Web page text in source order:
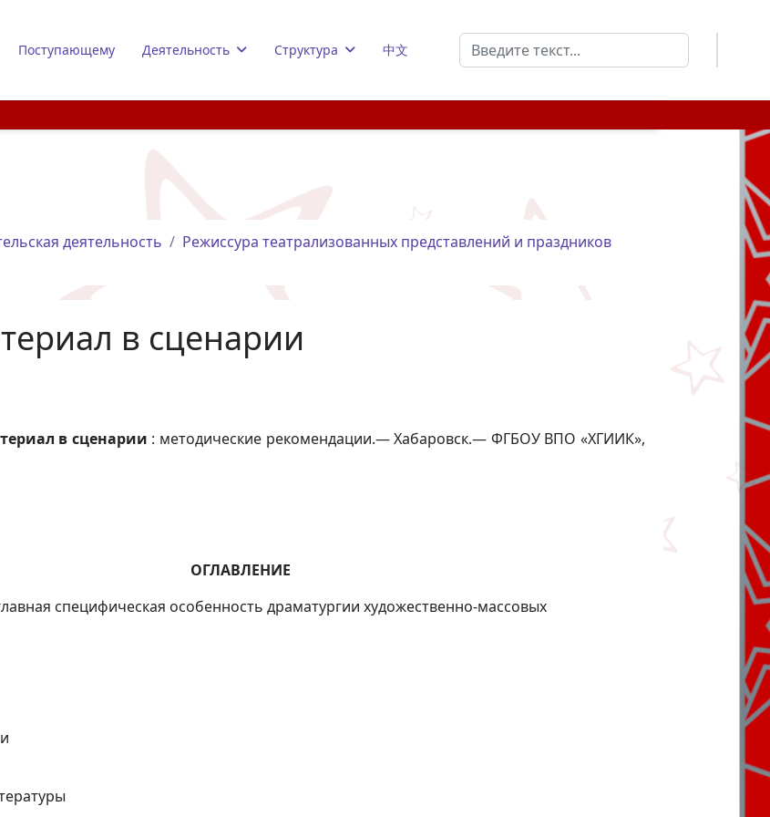
Поступающему Деятельность Структура 中文
Поиск
деятельность
Режиссура театрализованных представлений и праздников
в сценарии
в сценарии : методические рекомендации.— Хабаровск.— ФГБОУ ВПО «ХГИИК»,
ОГЛАВЛЕНИЕ
специфическая особенность драматургии художественно-массовых